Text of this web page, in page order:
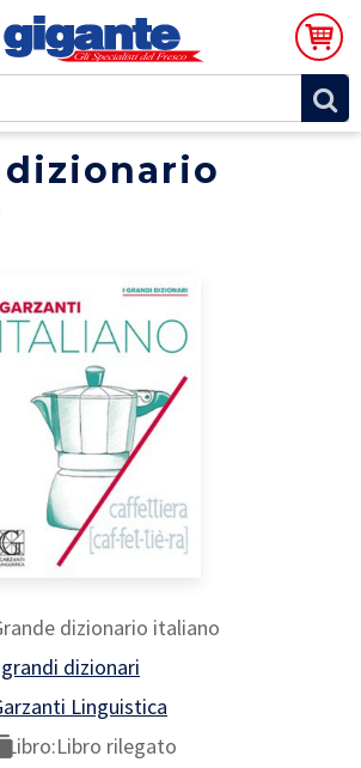
dizionario
dizionario italiano
dizionari
Linguistica
Libro:Libro rilegato